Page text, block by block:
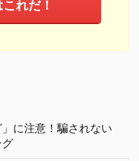
れだ！
に注意！騙されない